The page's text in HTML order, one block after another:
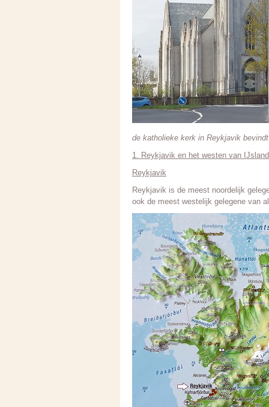
de katholieke kerk in Reykjavik
1. Reykjavik en het westen van IJsland
Reykjavik
Reykjavik is de meest noordelijk
ook de meest westelijk gelegene van